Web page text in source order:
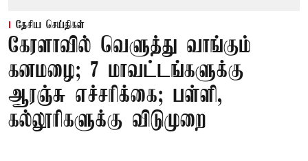
தேசிய செய்திகள்
கேரளாவில் வெளுத்து வாங்கும்
கனமழை; 7 மாவட்டங்களுக்கு
ஆரஞ்சு எச்சரிக்கை; பள்ளி,
கல்லூரிகளுக்கு விடுமுறை